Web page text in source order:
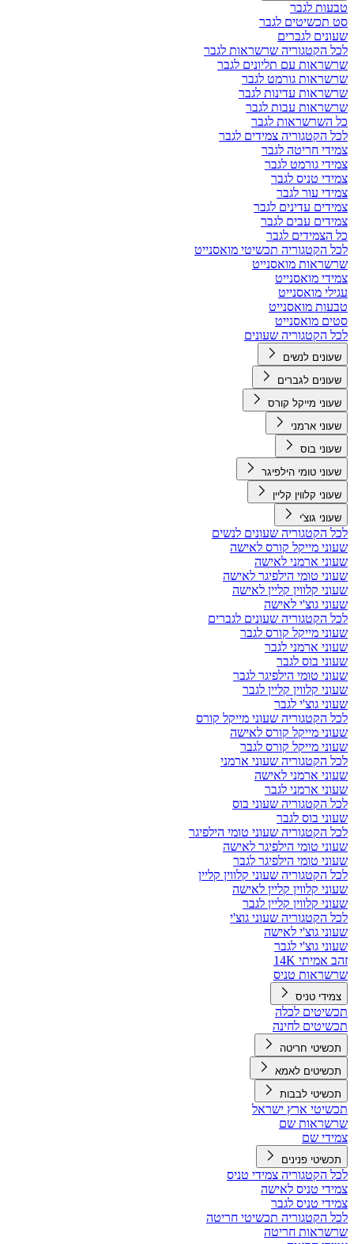
טבעות לגבר
סט תכשיטים לגבר
שעונים לגברים
לכל הקטגוריה שרשראות לגבר
שרשראות עם תליונים לגבר
שרשראות גורמט לגבר
שרשראות עדינות לגבר
שרשראות עבות לגבר
כל השרשראות לגבר
לכל הקטגוריה צמידים לגבר
צמידי חריטה לגבר
צמידי גורמט לגבר
צמידי טניס לגבר
צמידי עור לגבר
צמידים עדינים לגבר
צמידים עבים לגבר
כל הצמידים לגבר
לכל הקטגוריה תכשיטי מואסנייט
שרשראות מואסנייט
צמידי מואסנייט
עגילי מואסנייט
טבעות מואסנייט
סטים מואסנייט
לכל הקטגוריה שעונים
שעונים לנשים
שעונים לגברים
שעוני מייקל קורס
שעוני ארמני
שעוני בוס
שעוני טומי הילפיגר
שעוני קלווין קליין
שעוני גוצ'י
לכל הקטגוריה שעונים לנשים
שעוני מייקל קורס לאישה
שעוני ארמני לאישה
שעוני טומי הילפיגר לאישה
שעוני קלווין קליין לאישה
שעוני גוצ'י לאישה
לכל הקטגוריה שעונים לגברים
שעוני מייקל קורס לגבר
שעוני ארמני לגבר
שעוני בוס לגבר
שעוני טומי הילפיגר לגבר
שעוני קלווין קליין לגבר
שעוני גוצ'י לגבר
לכל הקטגוריה שעוני מייקל קורס
שעוני מייקל קורס לאישה
שעוני מייקל קורס לגבר
לכל הקטגוריה שעוני ארמני
שעוני ארמני לאישה
שעוני ארמני לגבר
לכל הקטגוריה שעוני בוס
שעוני בוס לגבר
לכל הקטגוריה שעוני טומי הילפיגר
שעוני טומי הילפיגר לאישה
שעוני טומי הילפיגר לגבר
לכל הקטגוריה שעוני קלווין קליין
שעוני קלווין קליין לאישה
שעוני קלווין קליין לגבר
לכל הקטגוריה שעוני גוצ'י
שעוני גוצ'י לאישה
שעוני גוצ'י לגבר
זהב אמיתי 14K
שרשראות טניס
צמידי טניס
תכשיטים לכלה
תכשיטים לחינה
תכשיטי חריטה
תכשיטים לאמא
תכשיטי לבבות
תכשיטי ארץ ישראל
שרשראות שם
צמידי שם
תכשיטי פנינים
לכל הקטגוריה צמידי טניס
צמידי טניס לאישה
צמידי טניס לגבר
לכל הקטגוריה תכשיטי חריטה
שרשראות חריטה